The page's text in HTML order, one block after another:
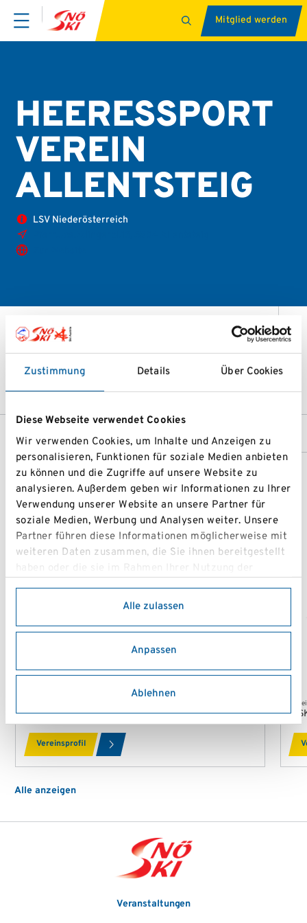
Zustimmung Details Über Cookies
Diese Webseite verwendet Cookies
Wir verwenden Cookies, um Inhalte und Anzeigen zu
personalisieren, Funktionen für soziale Medien anbieten
zu können und die Zugriffe auf unsere Website zu
analysieren. Außerdem geben wir Informationen zu Ihrer
Verwendung unserer Website an unsere Partner für
soziale Medien, Werbung und Analysen weiter. Unsere
Partner führen diese Informationen möglicherweise mit
weiteren Daten zusammen, die Sie ihnen bereitgestellt
Alle zulassen
Anpassen
Ablehnen
Mitglied werden
HEERESSPORT
VEREIN
ALLENTSTEIG
LSV Niederösterreich
0676/6703906
fam.hohl@gmx.at;
Academy1.at
Vereinsprofil
Alle anzeigen
Veranstaltungen